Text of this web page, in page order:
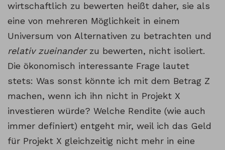
wirtschaftlich zu bewerten heißt daher, sie als
eine von mehreren Möglichkeit in einem
Universum von Alternativen zu betrachten und
relativ zueinanderzu bewerten, nicht isoliert.
Die ökonomisch interessante Frage lautet
stets: Was sonst könnte ich mit dem Betrag Z
machen, wenn ich ihn nicht in Projekt X
investieren würde? Welche Rendite (wie auch
immer definiert) entgeht mir, weil ich das Geld
für Projekt X gleichzeitig nicht mehr in eine